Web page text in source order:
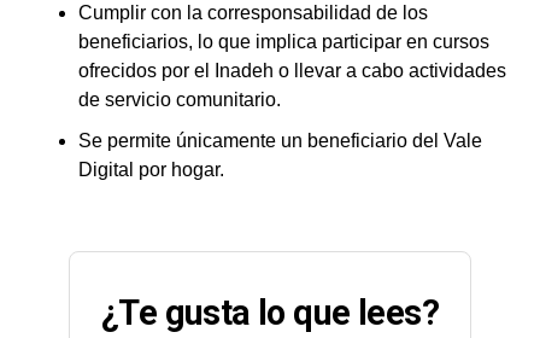
Cumplir con la corresponsabilidad de los
beneficiarios, lo que implica participar en cursos
ofrecidos por el Inadeh o llevar a cabo actividades
de servicio comunitario.
Se permite únicamente un beneficiario del Vale
Digital por hogar.
¿Te gusta lo que lees?